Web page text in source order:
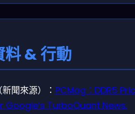
料 & 行動
聞來源）： PCMag：DDR5
Google’s TurboQuant News.